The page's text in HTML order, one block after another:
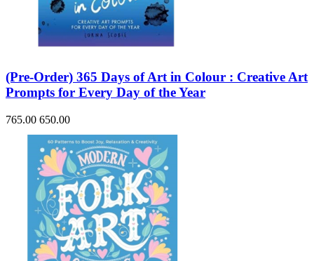
(Pre-Order) 365 Days of Art in Colour : Creative Art
Prompts for Every Day of the Year
765.00 650.00